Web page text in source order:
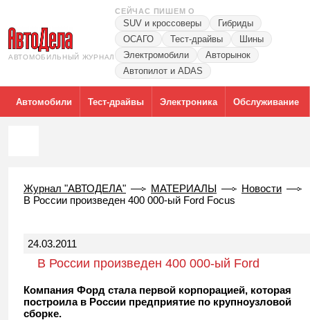
АВТОМОБИЛЬНЫЙ ЖУРНАЛ
СЕЙЧАС ПИШЕМ О
SUV и кроссоверы
Гибриды
ОСАГО
Тест-драйвы
Шины
Электромобили
Авторынок
Автопилот и ADAS
Автомобили Тест-драйвы Электроника Обслуживание
Журнал "АВТОДЕЛА" МАТЕРИАЛЫ
Новости
В России произведен 400 000-ый Ford Focus
24.03.2011
В России произведен 400 000-ый Ford
Компания Форд стала первой корпорацией, которая
построила в России предприятие по крупноузловой
сборке.